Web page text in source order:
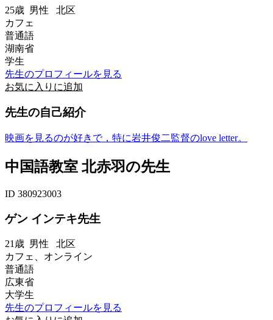
25歳 男性 北区
カフェ
普通語
湖南省
学生
先生のプロフィールを見る
お気に入りに追加
先生の自己紹介
映画を見るのが好きで，特に岩井俊二監督のlove letter。
中国語教室 北赤羽の先生
ID 380923003
ゲン インテキ先生
21歳 男性 北区
カフェ、オンライン
普通語
広東省
大学生
先生のプロフィールを見る